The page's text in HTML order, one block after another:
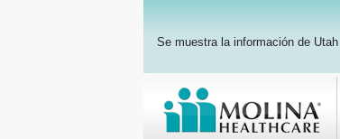
Se muestra la información de Utah